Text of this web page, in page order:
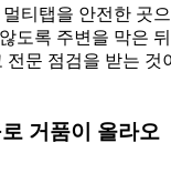
티탭을 안전한 곳으
도록 주변을 막은
전문 점검을 받는 것
거품이 올라오